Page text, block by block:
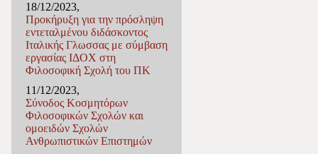
18/12/2023,
Προκήρυξη για την πρόσληψη
εντεταλμένου διδάσκοντος
Ιταλικής Γλωσσας με σύμβαση
εργασίας ΙΔΟΧ στη
Φιλοσοφική Σχολή του ΠΚ
11/12/2023,
Σύνοδος Κοσμητόρων
Φιλοσοφικών Σχολών και
ομοειδών Σχολών
Ανθρωπιστικών Επιστημών